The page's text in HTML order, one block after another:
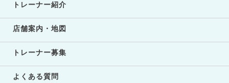
トレーナー紹介
店舗案内・地図
トレーナー募集
よくある質問